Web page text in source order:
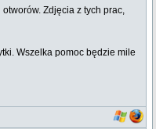
Zdjęcia z tych prac,
Wszelka pomoc będzie mile